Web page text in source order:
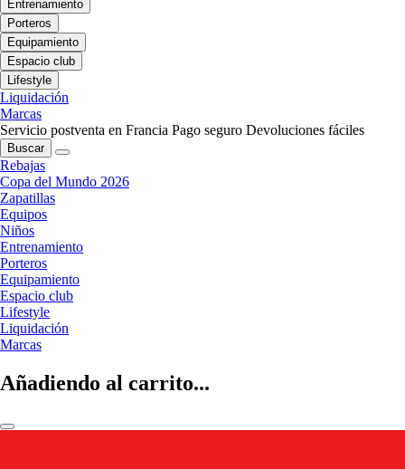
Entrenamiento
Porteros
Equipamiento
Espacio club
Lifestyle
Liquidación
Marcas
Servicio postventa en Francia Pago seguro Devoluciones fáciles
Buscar
Rebajas
Copa del Mundo 2026
Zapatillas
Equipos
Niños
Entrenamiento
Porteros
Equipamiento
Espacio club
Lifestyle
Liquidación
Marcas
Añadiendo al carrito...